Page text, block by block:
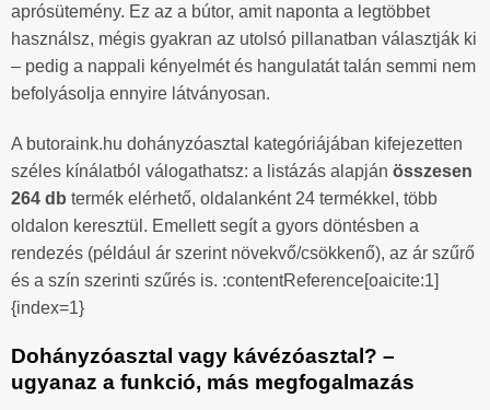
aprósütemény. Ez az a bútor, amit naponta a legtöbbet
használsz, mégis gyakran az utolsó pillanatban választják ki
– pedig a nappali kényelmét és hangulatát talán semmi nem
befolyásolja ennyire látványosan.
A butoraink.hu dohányzóasztal kategóriájában kifejezetten
széles kínálatból válogathatsz: a listázás alapján összesen
264 db termék elérhető, oldalanként 24 termékkel, több
oldalon keresztül. Emellett segít a gyors döntésben a
rendezés (például ár szerint növekvő/csökkenő), az ár szűrő
és a szín szerinti szűrés is. :contentReference[oaicite:1]
{index=1}
Dohányzóasztal vagy kávézóasztal? –
ugyanaz a funkció, más megfogalmazás